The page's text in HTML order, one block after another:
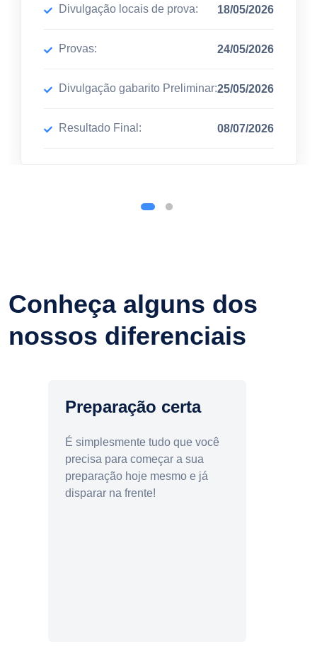
Divulgação locais de prova: 18/05/2026
Provas: 24/05/2026
Divulgação gabarito Preliminar:25/05/2026
Resultado Final: 08/07/2026
Conheça alguns dos
nossos diferenciais
Preparação certa
É simplesmente tudo que você
precisa para começar a sua
preparação hoje mesmo e já
disparar na frente!